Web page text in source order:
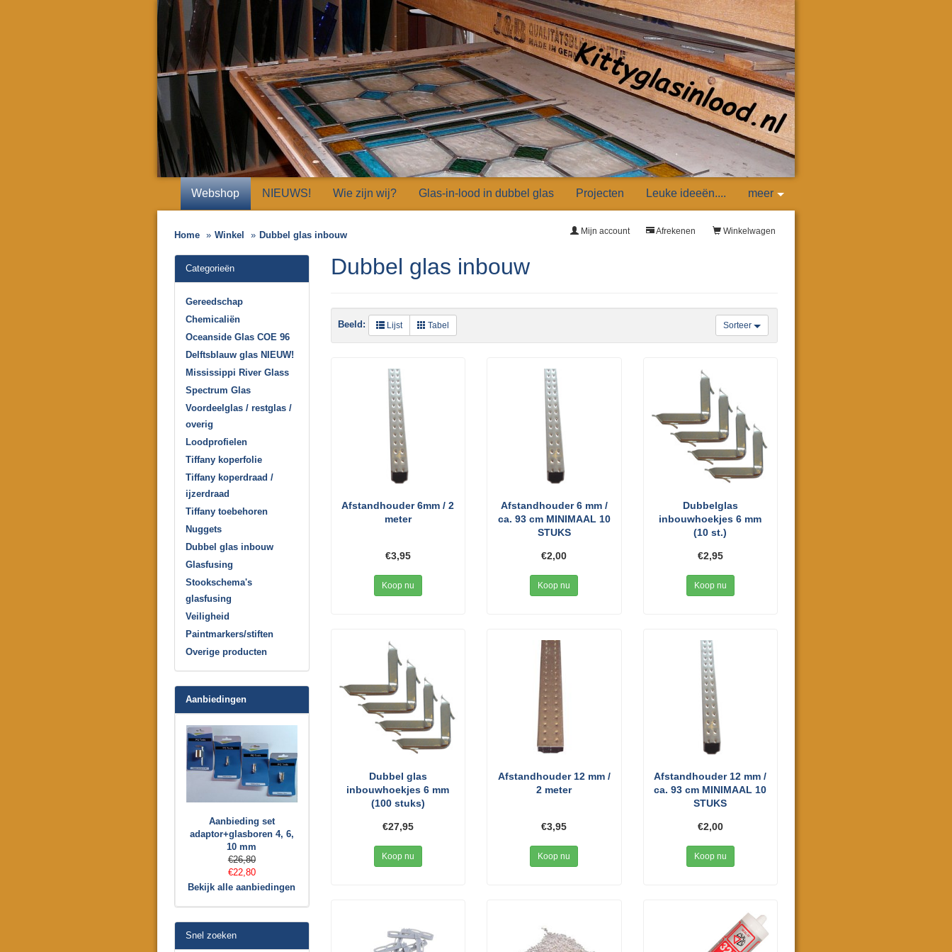
Webshop NIEUWS! Wie zijn wij? Glas-in-lood in dubbel glas Projecten Leuke ideeën.... meer
Home Winkel Dubbel glas inbouw Winkelwagen
Afrekenen
Mijn account
Dubbel glas inbouw
Sorteer
Beeld: Lijst Tabel
Afstandhouder 6mm / 2
meter
€3,95
Koop nu
Afstandhouder 6 mm /
ca. 93 cm MINIMAAL 10
STUKS
€2,00
Koop nu
Dubbelglas
inbouwhoekjes 6 mm
(10 st.)
€2,95
Koop nu
Dubbel glas
inbouwhoekjes 6 mm
(100 stuks)
€27,95
Koop nu
Afstandhouder 12 mm /
2 meter
€3,95
Koop nu
Afstandhouder 12 mm /
ca. 93 cm MINIMAAL 10
STUKS
€2,00
Koop nu
Categorieën
Gereedschap
Chemicaliën
Oceanside Glas COE 96
Delftsblauw glas NIEUW!
Mississippi River Glass
Spectrum Glas
Voordeelglas / restglas /
overig
Loodprofielen
Tiffany koperfolie
Tiffany koperdraad /
ijzerdraad
Tiffany toebehoren
Nuggets
Dubbel glas inbouw
Glasfusing
Stookschema's
glasfusing
Veiligheid
Paintmarkers/stiften
Overige producten
Aanbiedingen
Aanbieding set
adaptor+glasboren 4, 6,
10 mm
€26,80
€22,80
Bekijk alle aanbiedingen
Snel zoeken